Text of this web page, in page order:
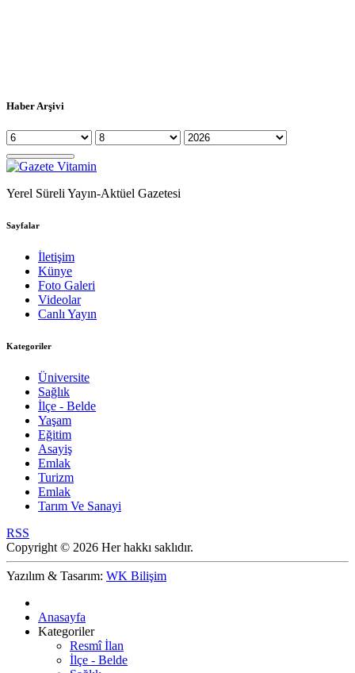
Haber Arşivi
Yerel Süreli Yayın-Aktüel Gazetesi
Sayfalar
İletişim
Künye
Foto Galeri
Videolar
Canlı Yayın
Kategoriler
Üniversite
Sağlık
İlçe - Belde
Yaşam
Eğitim
Asayiş
Emlak
Turizm
Emlak
Tarım Ve Sanayi
RSS
Copyright © 2026 Her hakkı saklıdır.
Yazılım & Tasarım: WK Bilişim
Anasayfa
Kategoriler
Resmî İlan
İlçe - Belde